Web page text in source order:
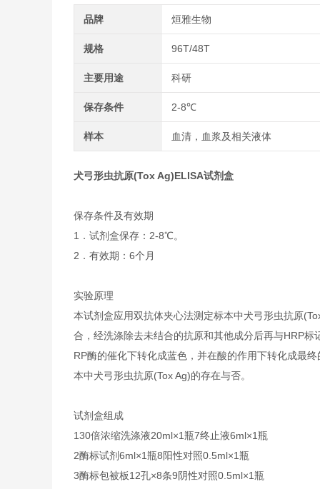
品牌 烜雅生物
规格 96T/48T
主要用途 科研
保存条件 2-8℃
样本 血清，血浆及相关液体
犬弓形虫抗原(Tox Ag)ELISA试剂盒
保存条件及有效期
1．试剂盒保存：2-8℃。
2．有效期：6个月
实验原理
本试剂盒应用双抗体夹心法测定标本中犬弓形虫抗原
合，经洗涤除去未结合的抗原和其他成分后再与HRP
RP酶的催化下转化成蓝色，并在酸的作用下转化成最
本中犬弓形虫抗原(Tox Ag)的存在与否。
试剂盒组成
130倍浓缩洗涤液20ml×1瓶7终止液6ml×1瓶
2酶标试剂6ml×1瓶8阳性对照0.5ml×1瓶
3酶标包被板12孔×8条9阴性对照0.5ml×1瓶